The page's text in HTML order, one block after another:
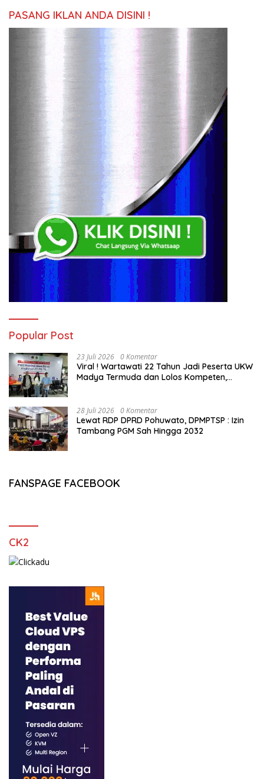
PASANG IKLAN ANDA DISINI !
Popular Post
23 Juli 2026 0 Komentar
Viral ! Wartawati 22 Tahun Jadi Peserta UKW
Madya Termuda dan Lolos Kompeten,
28 Juli 2026 0 Komentar
Lewat RDP DPRD Pohuwato, DPMPTSP : Izin
Tambang PGM Sah Hingga 2032
FANSPAGE FACEBOOK
CK2